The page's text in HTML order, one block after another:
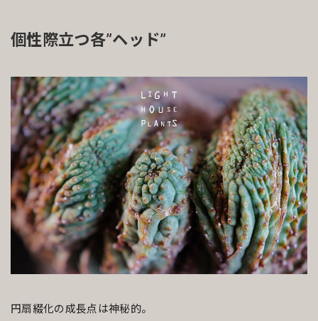
個性際立つ各”ヘッド”
円扇綴化の成長点は神秘的。